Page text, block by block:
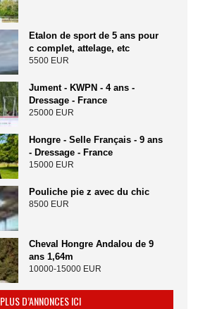
Etalon de sport de 5 ans pour
c complet, attelage, etc
5500 EUR
Jument - KWPN - 4 ans -
Dressage - France
25000 EUR
Hongre - Selle Français - 9 ans
- Dressage - France
15000 EUR
Pouliche pie z avec du chic
8500 EUR
Cheval Hongre Andalou de 9
ans 1,64m
10000-15000 EUR
PLUS D’ANNONCES ICI